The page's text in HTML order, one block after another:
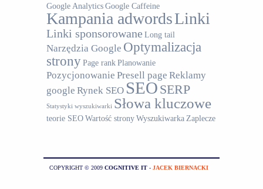
Google AnalyticsGoogle Caffeine
Kampania adwordsLinki
Linki sponsorowane Long tail
Narzędzia Google Optymalizacja
stronyPage rankPlanowanie
Pozycjonowanie Presell page Reklamy
google Rynek SEO SEO SERP
Statystyki wyszukiwarki Słowa kluczowe
teorie SEOWartość stronyWyszukiwarka Zaplecze
COPYRIGHT © 2009 COGNITIVE IT - JACEK BIERNACKI